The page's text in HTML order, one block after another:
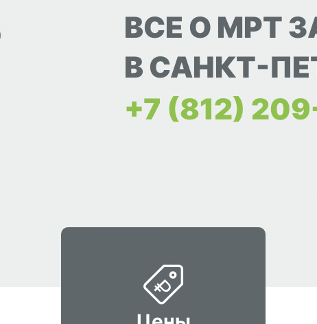
ВСЕ О МРТ
В САНКТ-
+7 (812)